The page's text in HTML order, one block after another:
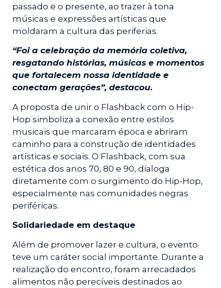
passado e o presente, ao trazer à tona
músicas e expressões artísticas que
moldaram a cultura das periferias.
“Foi a celebração da memória coletiva,
resgatando histórias, músicas e momentos
que fortalecem nossa identidade e
conectam gerações”, destacou.
A proposta de unir o Flashback com o Hip-
Hop simboliza a conexão entre estilos
musicais que marcaram época e abriram
caminho para a construção de identidades
artísticas e sociais. O Flashback, com sua
estética dos anos 70, 80 e 90, dialoga
diretamente com o surgimento do Hip-Hop,
especialmente nas comunidades negras
periféricas.
Solidariedade em destaque
Além de promover lazer e cultura, o evento
teve um caráter social importante. Durante a
realização do encontro, foram arrecadados
alimentos não perecíveis destinados ao